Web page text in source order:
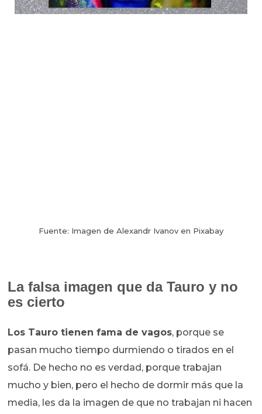
Fuente: Imagen de Alexandr Ivanov en Pixabay
La falsa imagen que da Tauro y no
es cierto
Los Tauro tienen fama de vagos, porque se
pasan mucho tiempo durmiendo o tirados en el
sofá. De hecho no es verdad, porque trabajan
mucho y bien, pero el hecho de dormir más que la
media, les da la imagen de que no trabajan ni hacen